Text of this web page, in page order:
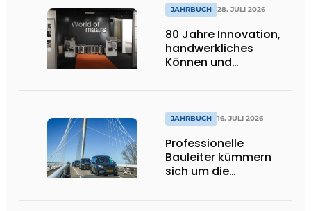
JAHRBUCH 28. JULI 2026
80 Jahre Innovation,
handwerkliches
Können und
JAHRBUCH 16. JULI 2026
Professionelle
Bauleiter kümmern
sich um die